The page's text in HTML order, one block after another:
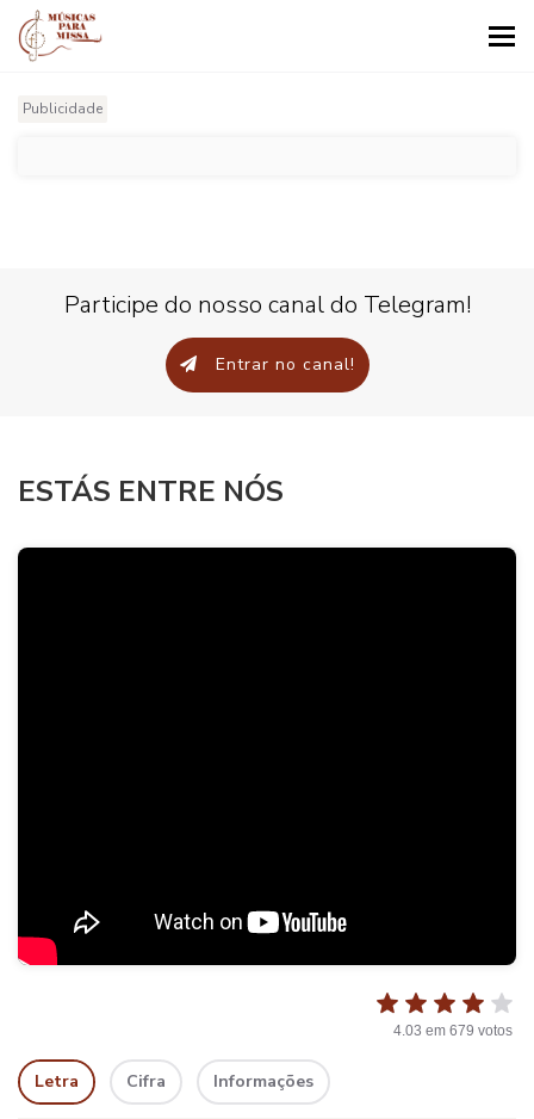
Publicidade
Participe do nosso canal do Telegram!
Entrar no canal!
ESTÁS ENTRE NÓS
4.03 em 679 votos
Letra Cifra Informações